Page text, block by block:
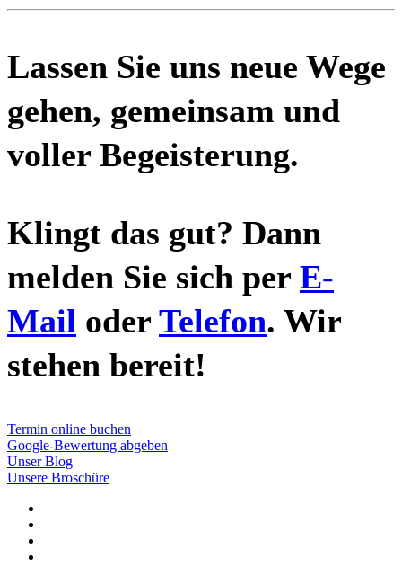
Lassen Sie uns neue Wege
gehen, gemeinsam und
voller Begeisterung.
Klingt das gut? Dann
melden Sie sich per E-
Mail oder Telefon. Wir
stehen bereit!
Termin online buchen
Google-Bewertung abgeben
Unser Blog
Unsere Broschüre